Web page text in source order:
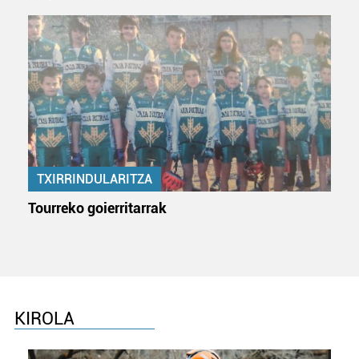
TXIRRINDULARITZA
Tourreko goierritarrak
KIROLA